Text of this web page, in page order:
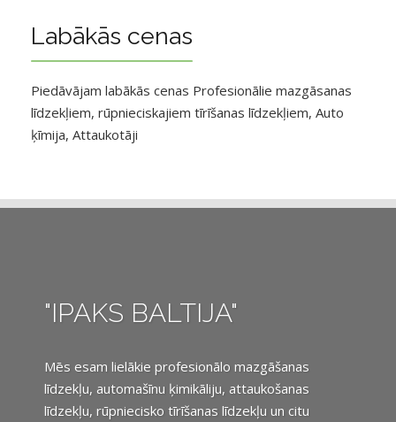
Labākās cenas
Piedāvājam labākās cenas Profesionālie mazgāsanas
līdzekļiem, rūpnieciskajiem tīrīšanas līdzekļiem, Auto
ķīmija, Attaukotāji
"IPAKS BALTIJA"
Mēs esam lielākie profesionālo mazgāšanas
līdzekļu, automašīnu ķimikāliju, attaukošanas
līdzekļu, rūpniecisko tīrīšanas līdzekļu un citu